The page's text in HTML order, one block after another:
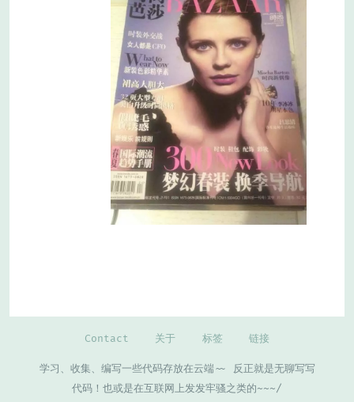
Contact 关于 标签 链接
学习、收集、编写一些代码存放在云端~~ 反正就是无聊写写
代码！也或是在互联网上发发牢骚之类的~~~/